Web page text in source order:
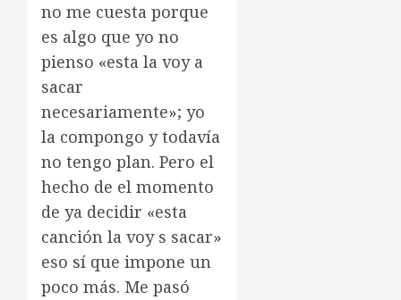
no me cuesta porque
es algo que yo no
pienso «esta la voy a
sacar
necesariamente»; yo
la compongo y todavía
no tengo plan. Pero el
hecho de el momento
de ya decidir «esta
canción la voy s sacar»
eso sí que impone un
poco más. Me pasó